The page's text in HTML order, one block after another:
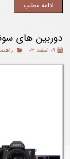
ادامه مطلب
دوربین های
۰۹ اسفند ۰۳